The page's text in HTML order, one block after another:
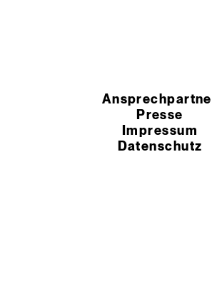
Presse
Impressum
Datenschutz